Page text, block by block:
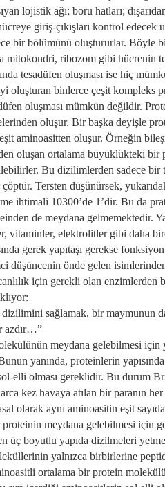
lojistik ağı; boru hatları;
giriş-çıkışları kontrol edecek
bir bölümünü oluştururlar. Böyle
mitokondri, ribozom gibi hücrenin
tesadüfen oluşması ise hiç
oluşturan binlerce çeşit kompleks
oluşması mümkün değildir.
oluşur. Bir başka deyişle
aminoasitten oluşur. Örneğin
oluşan ortalama büyüklükteki
Bu dizilimlerden sadece bir
Tersten düşünürsek,
ihtimali 10300’de 1’dir. Bu da
de meydana gelmemektedir.
vitaminler, elektrolitler gibi daha
gerek yapıtaşı gerekse
düşüncenin önde gelen
için gerekli olan enzimlerden
sağlamak, bir maymunun
azdır…”
meydana gelebilmesi için
yanında, proteinlerin
elli olması gereklidir. Bu durum
kez havaya atılan bir paranın
olarak aynı aminoasitin eşit
meydana gelebilmesi için
üç boyutlu yapıda dizilmeleri
yalnızca birbirlerine
ortalama bir protein